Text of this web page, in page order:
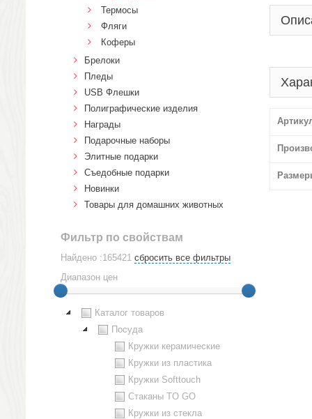
Термосы
Фляги
Коферы
Брелоки
Пледы
USB Флешки
Полиграфические изделия
Награды
Подарочные наборы
Элитные подарки
Cъедобные подарки
Новинки
Товары для домашних животных
Фильтр по свойствам
Найдено :165421 сбросить все фильтры
Диапазон цен
Каталог товаров
Посуда
Кружки керамические
Кружки из пластика
Кружки Softtouch
Стаканы TO GO
Кружки из стекла